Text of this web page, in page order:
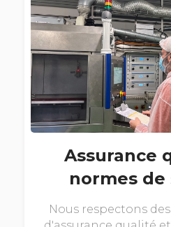
Assurance
normes
Nous respectons